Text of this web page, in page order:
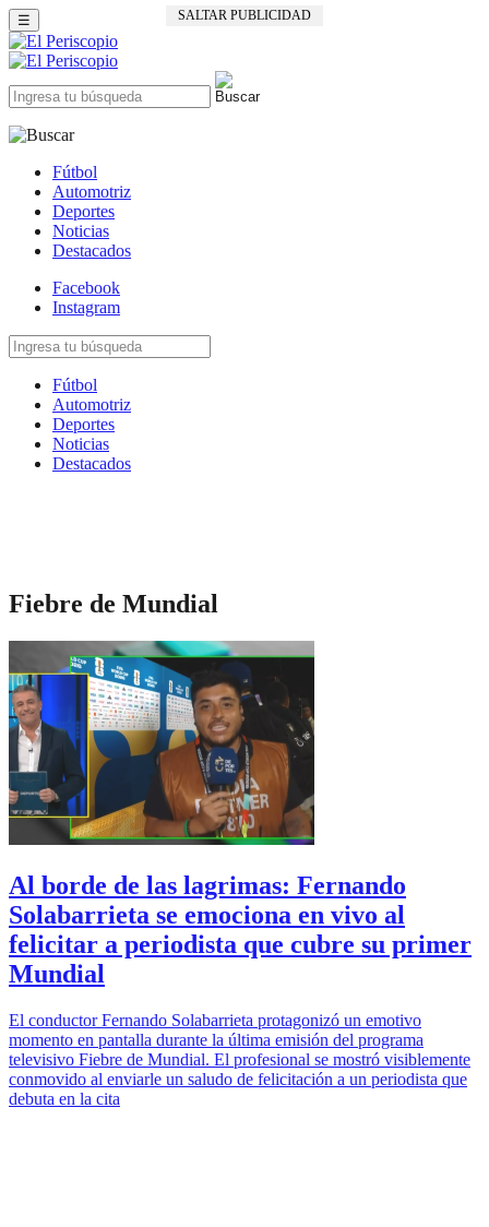
SALTAR PUBLICIDAD
☰
Fútbol
Automotriz
Deportes
Noticias
Destacados
Facebook
Instagram
Fútbol
Automotriz
Deportes
Noticias
Destacados
Fiebre de Mundial
Al borde de las lagrimas: Fernando
Solabarrieta se emociona en vivo al
felicitar a periodista que cubre su primer
Mundial
El conductor Fernando Solabarrieta protagonizó un emotivo
momento en pantalla durante la última emisión del programa
televisivo Fiebre de Mundial. El profesional se mostró visiblemente
conmovido al enviarle un saludo de felicitación a un periodista que
debuta en la cita